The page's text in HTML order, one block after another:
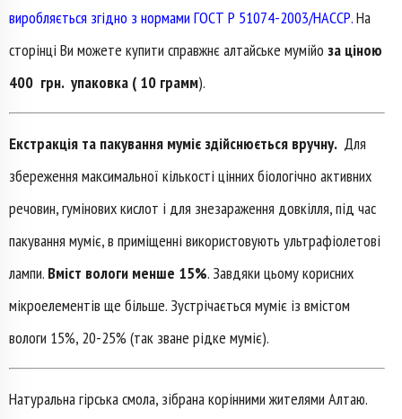
виробляється згідно з нормами ГОСТ Р 51074-2003/НАССР.На
сторінці Ви можете купити справжнє алтайське мумійо за ціною
400 грн. упаковка ( 10 грамм).
Екстракція та пакування муміє здійснюється вручну. Для
збереження максимальної кількості цінних біологічно активних
речовин, гумінових кислот і для знезараження довкілля, під час
пакування муміє, в приміщенні використовують ультрафіолетові
лампи. Вміст вологи менше 15%. Завдяки цьому корисних
мікроелементів ще більше. Зустрічається муміє із вмістом
вологи 15%, 20-25% (так зване рідке муміє).
Натуральна гірська смола, зібрана корінними жителями Алтаю.